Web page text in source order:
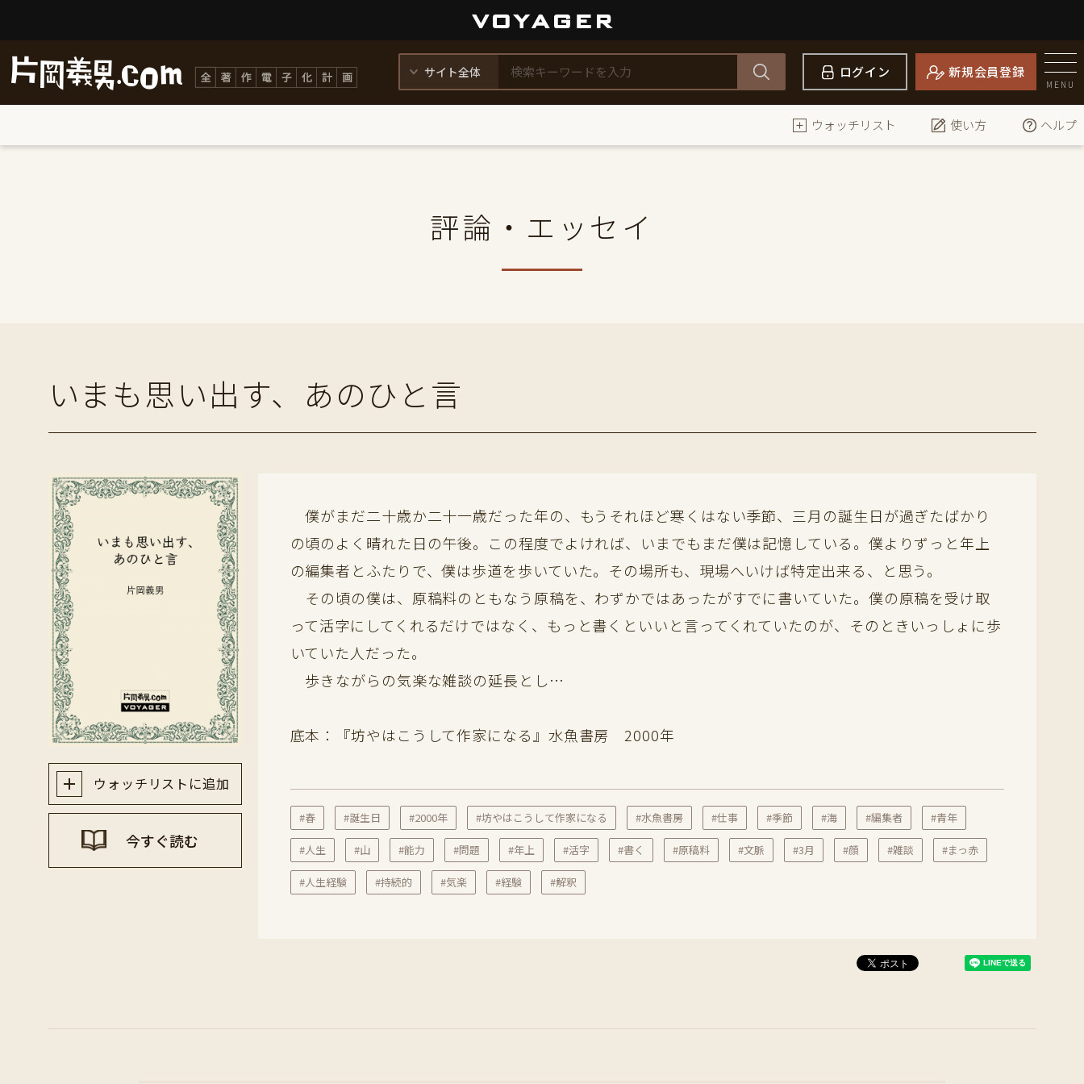
ログイン 新規会員登録
MENU
ウォッチリスト 使い方 ヘルプ
評論・エッセイ
いまも思い出す、あのひと言
ウォッチリストに追加
今すぐ読む
僕がまだ二十歳か二十一歳だった年の、もうそれほど寒くはない季節、三月の誕生日が過ぎたばかり
の頃のよく晴れた日の午後。この程度でよければ、いまでもまだ僕は記憶している。僕よりずっと年上
の編集者とふたりで、僕は歩道を歩いていた。その場所も、現場へいけば特定出来る、と思う。
その頃の僕は、原稿料のともなう原稿を、わずかではあったがすでに書いていた。僕の原稿を受け取
って活字にしてくれるだけではなく、もっと書くといいと言ってくれていたのが、そのときいっしょに歩
いていた人だった。
歩きながらの気楽な雑談の延長とし…
底本：『坊やはこうして作家になる』水魚書房 2000年
#春 #誕生日 #2000年 #坊やはこうして作家になる #水魚書房 #仕事 #季節 #海 #編集者 #青年
#人生 #山 #能力 #問題 #年上 #活字 #書く #原稿料 #文脈 #3月 #顔 #雑談 #まっ赤
#人生経験 #持続的 #気楽 #経験 #解釈